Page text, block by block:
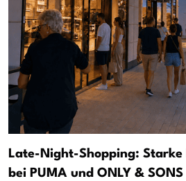
Late-Night-Shopping:
bei PUMA und ONLY & SONS